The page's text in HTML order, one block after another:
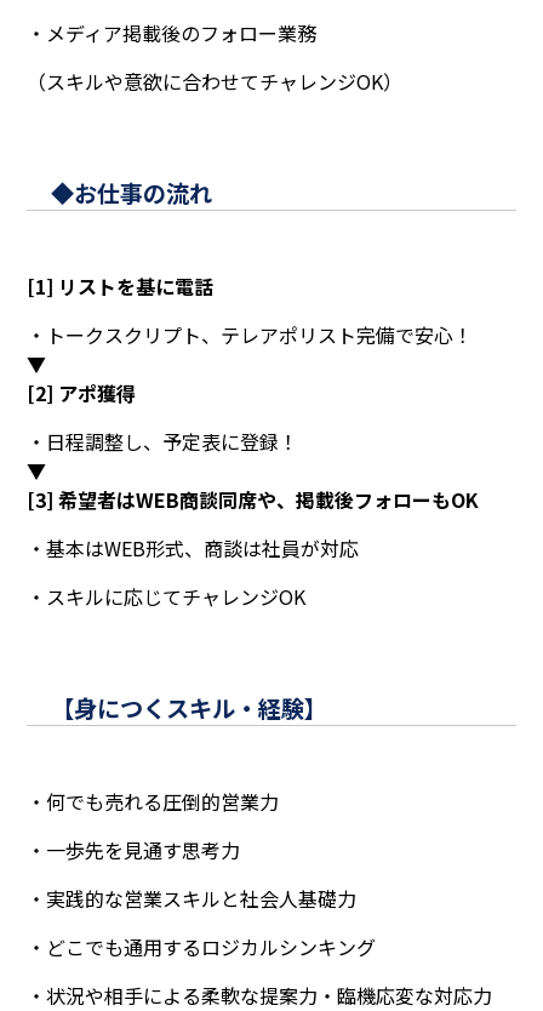
・メディア掲載後のフォロー業務
（スキルや意欲に合わせてチャレンジOK）
◆お仕事の流れ
[1] リストを基に電話
・トークスクリプト、テレアポリスト完備で安心！
▼
[2] アポ獲得
・日程調整し、予定表に登録！
▼
[3] 希望者はWEB商談同席や、掲載後フォローもOK
・基本はWEB形式、商談は社員が対応
・スキルに応じてチャレンジOK
【身につくスキル・経験】
・何でも売れる圧倒的営業力
・一歩先を見通す思考力
・実践的な営業スキルと社会人基礎力
・どこでも通用するロジカルシンキング
・状況や相手による柔軟な提案力・臨機応変な対応力